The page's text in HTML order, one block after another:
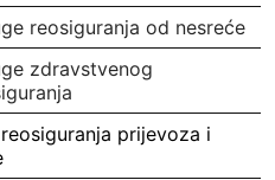
reosiguranja od nesreće
zdravstvenog
prijevoza i